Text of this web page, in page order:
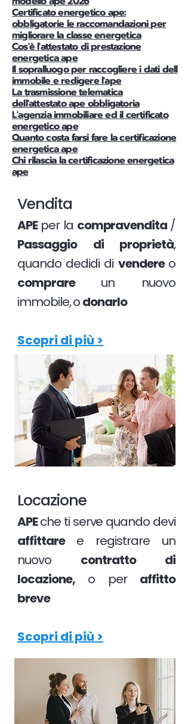
Certificato energetico ape:
obbligatorie le raccomandazioni per
migliorare la classe energetica
Cos'è l'attestato di prestazione
energetica ape
Il sopralluogo per raccogliere i dati dell
immobile e redigere l'ape
La trasmissione telematica
dell'attestato ape obbligatoria
L'agenzia immobiliare ed il certificato
energetico ape
Quanto costa farsi fare la certificazione
energetica ape
Chi rilascia la certificazione energetica
ape
Vendita
APE per la compravendita /
Passaggio di proprietà,
quando dedidi di vendere o
comprare un nuovo
immobile, odonarlo
Scopri di più >
Locazione
APEche ti serve quando devi
affittare e registrare un
nuovo contratto di
locazione, o peraffitto
breve
Scopri di più >